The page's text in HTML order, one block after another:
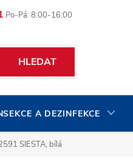
HLEDAT
A DEZINFEKCE
SIESTA, bílá